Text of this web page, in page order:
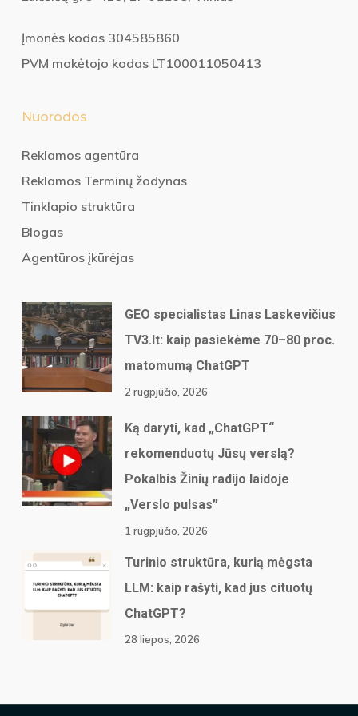
Įmonės kodas 304585860
PVM mokėtojo kodas LT100011050413
Nuorodos
Reklamos agentūra
Reklamos Terminų žodynas
Tinklapio struktūra
Blogas
Agentūros įkūrėjas
GEO specialistas Linas Laskevičius
TV3.lt: kaip pasiekėme 70–80 proc.
matomumą ChatGPT
2 rugpjūčio, 2026
Ką daryti, kad „ChatGPT“
rekomenduotų Jūsų verslą?
Pokalbis Žinių radijo laidoje
„Verslo pulsas”
1 rugpjūčio, 2026
Turinio struktūra, kurią mėgsta
LLM: kaip rašyti, kad jus cituotų
ChatGPT?
28 liepos, 2026